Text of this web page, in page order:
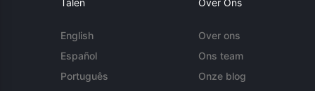
Talen
English
Español
Português
Over Ons
Over ons
Ons team
Onze blog